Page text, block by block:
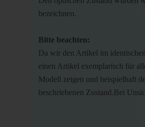
bezeichnen.
Bitte beachten:
Da wir den Artikel im
einen Artikel exemplarisch für
Modell zeigen und beispielhaft
beschriebenen Zustand.Bei